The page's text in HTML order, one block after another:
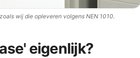
wij die opleveren volgens NEN 1010.
eigenlijk?